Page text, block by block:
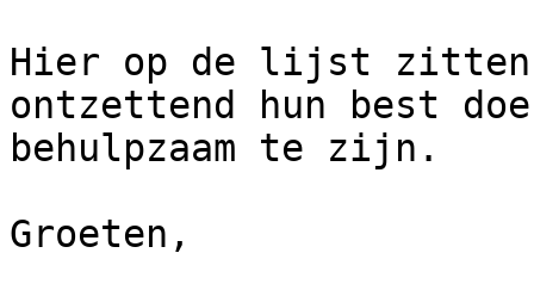
Hier op de lijst zitten
ontzettend hun best
behulpzaam te zijn.
Groeten,